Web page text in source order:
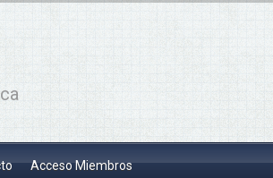
Acceso Miembros